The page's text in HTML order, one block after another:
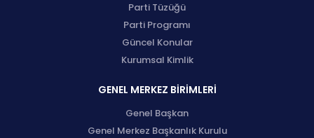
Parti Tüzüğü
Parti Programı
Güncel Konular
Kurumsal Kimlik
GENEL MERKEZ BİRİMLERİ
Genel Başkan
Genel Merkez Başkanlık Kurulu